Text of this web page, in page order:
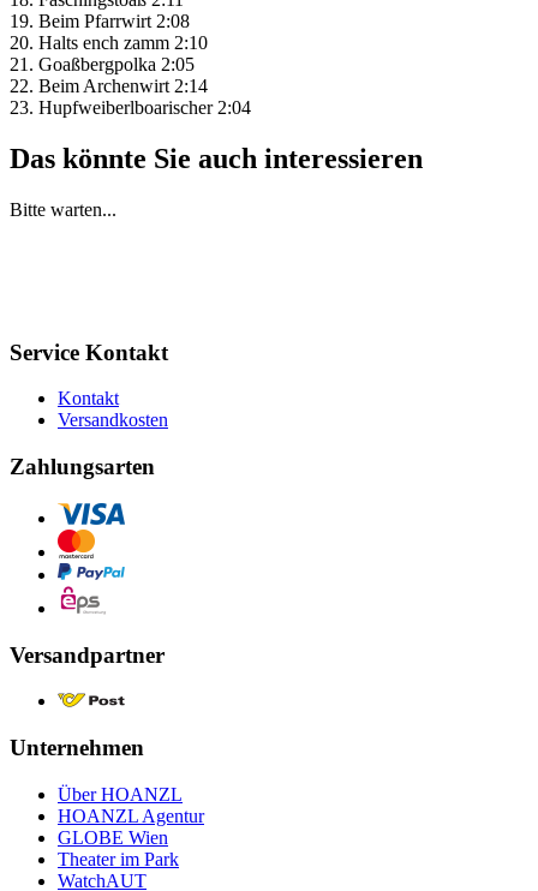
19. Beim Pfarrwirt 2:08
20. Halts ench zamm 2:10
21. Goaßbergpolka 2:05
22. Beim Archenwirt 2:14
23. Hupfweiberlboarischer 2:04
Das könnte Sie auch interessieren
Bitte warten...
Service Kontakt
Kontakt
Versandkosten
Zahlungsarten
Versandpartner
Unternehmen
Über HOANZL
HOANZL Agentur
GLOBE Wien
Theater im Park
WatchAUT